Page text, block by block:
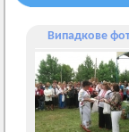
Випадкове